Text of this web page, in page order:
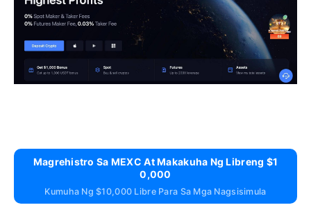
Magrehistro Sa MEXC At Makakuha Ng Libreng $1
0,000
Kumuha Ng $10,000 Libre Para Sa Mga Nagsisimula